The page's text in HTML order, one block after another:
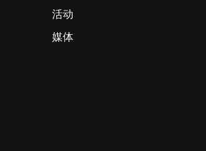
活动
媒体